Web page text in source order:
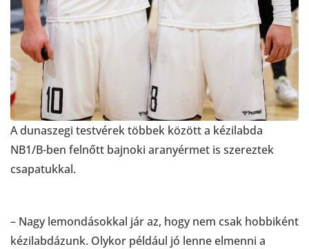
A dunaszegi testvérek többek között a kézilabda
NB1/B-ben felnőtt bajnoki aranyérmet is szereztek
csapatukkal.
– Nagy lemondásokkal jár az, hogy nem csak hobbiként
kézilabdázunk. Olykor például jó lenne elmenni a